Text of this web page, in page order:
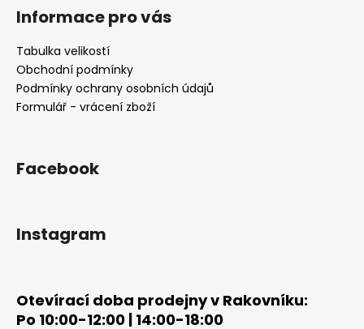
Informace pro vás
Tabulka velikostí
Obchodní podmínky
Podmínky ochrany osobních údajů
Formulář - vrácení zboží
Facebook
Instagram
Otevírací doba prodejny v Rakovníku:
Po 10:00-12:00 | 14:00-18:00